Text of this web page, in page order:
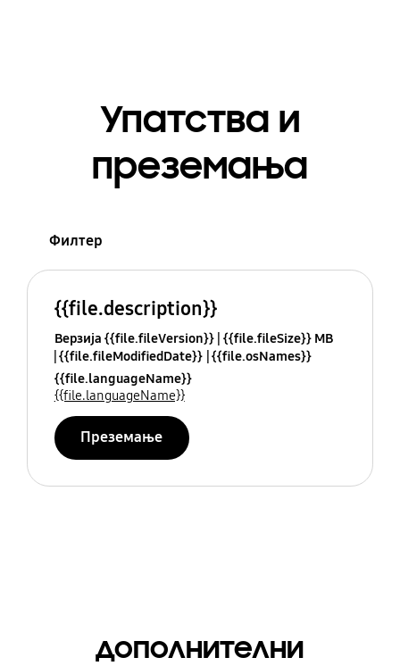
Упатства и
преземања
Филтер
{{file.description}}
Верзија {{file.fileVersion}} {{file.fileSize}} MB
{{file.fileModifiedDate}} {{file.osNames}}
{{file.languageName}}
{{file.languageName}}
Преземање
дополнителни